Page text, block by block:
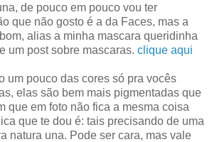
de pouco em pouco vou ter
que não gosto é a da Faces, mas a
alias a minha mascara queridinha
um post sobre mascaras. clique aqui
pouco das cores só pra vocês
elas são bem mais pigmentadas que
que em foto não fica a mesma coisa
que te dou é: tais precisando de uma
natura una. Pode ser cara, mas vale